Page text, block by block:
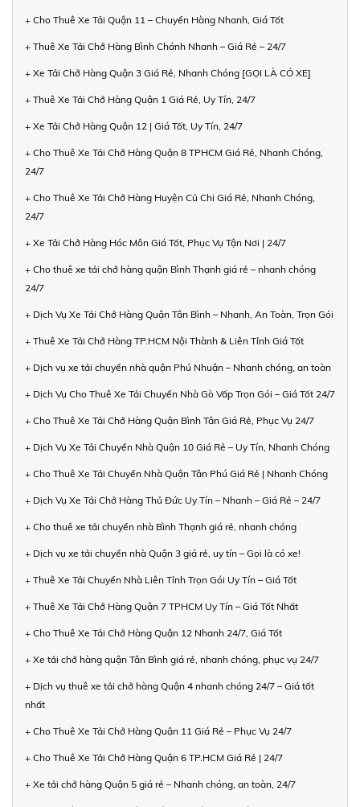
+ Cho Thuê Xe Tải Quận 11 – Chuyển Hàng Nhanh, Giá Tốt
+ Thuê Xe Tải Chở Hàng Bình Chánh Nhanh – Giá Rẻ – 24/7
+ Xe Tải Chở Hàng Quận 3 Giá Rẻ, Nhanh Chóng [GỌI LÀ CÓ XE]
+ Thuê Xe Tải Chở Hàng Quận 1 Giá Rẻ, Uy Tín, 24/7
+ Xe Tải Chở Hàng Quận 12 | Giá Tốt, Uy Tín, 24/7
+ Cho Thuê Xe Tải Chở Hàng Quận 8 TPHCM Giá Rẻ, Nhanh Chóng,
24/7
+ Cho Thuê Xe Tải Chở Hàng Huyện Củ Chi Giá Rẻ, Nhanh Chóng,
24/7
+ Xe Tải Chở Hàng Hóc Môn Giá Tốt, Phục Vụ Tận Nơi | 24/7
+ Cho thuê xe tải chở hàng quận Bình Thạnh giá rẻ – nhanh chóng
24/7
+ Dịch Vụ Xe Tải Chở Hàng Quận Tân Bình – Nhanh, An Toàn, Trọn Gói
+ Thuê Xe Tải Chở Hàng TP.HCM Nội Thành & Liên Tỉnh Giá Tốt
+ Dịch vụ xe tải chuyển nhà quận Phú Nhuận – Nhanh chóng, an toàn
+ Dịch Vụ Cho Thuê Xe Tải Chuyển Nhà Gò Vấp Trọn Gói – Giá Tốt 24/7
+ Cho Thuê Xe Tải Chở Hàng Quận Bình Tân Giá Rẻ, Phục Vụ 24/7
+ Dịch Vụ Xe Tải Chuyển Nhà Quận 10 Giá Rẻ – Uy Tín, Nhanh Chóng
+ Cho Thuê Xe Tải Chuyển Nhà Quận Tân Phú Giá Rẻ | Nhanh Chóng
+ Dịch Vụ Xe Tải Chở Hàng Thủ Đức Uy Tín – Nhanh – Giá Rẻ – 24/7
+ Cho thuê xe tải chuyển nhà Bình Thạnh giá rẻ, nhanh chóng
+ Dịch vụ xe tải chuyển nhà Quận 3 giá rẻ, uy tín – Gọi là có xe!
+ Thuê Xe Tải Chuyển Nhà Liên Tỉnh Trọn Gói Uy Tín – Giá Tốt
+ Thuê Xe Tải Chở Hàng Quận 7 TPHCM Uy Tín – Giá Tốt Nhất
+ Cho Thuê Xe Tải Chở Hàng Quận 12 Nhanh 24/7, Giá Tốt
+ Xe tải chở hàng quận Tân Bình giá rẻ, nhanh chóng, phục vụ 24/7
+ Dịch vụ thuê xe tải chở hàng Quận 4 nhanh chóng 24/7 – Giá tốt
nhất
+ Cho Thuê Xe Tải Chở Hàng Quận 11 Giá Rẻ – Phục Vụ 24/7
+ Cho Thuê Xe Tải Chở Hàng Quận 6 TP.HCM Giá Rẻ | 24/7
+ Xe tải chở hàng Quận 5 giá rẻ – Nhanh chóng, an toàn, 24/7